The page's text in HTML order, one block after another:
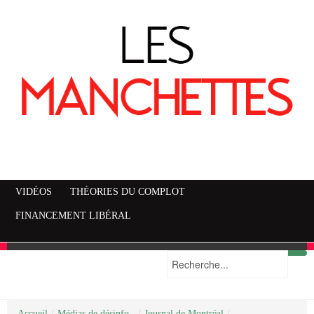
VIDÉOS THÉORIES DU COMPLOT
FINANCEMENT LIBÉRAL